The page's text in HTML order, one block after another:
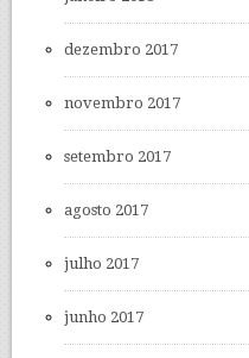
dezembro 2017
novembro 2017
setembro 2017
agosto 2017
julho 2017
junho 2017